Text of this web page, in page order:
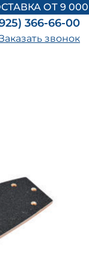
ОТ 9 000
366-66-00
звонок